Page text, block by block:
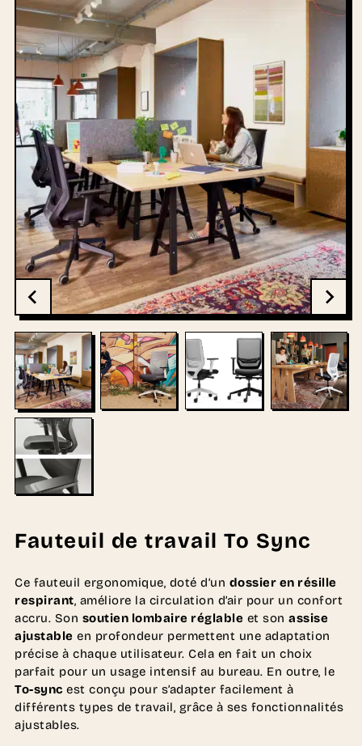
Fauteuil de travail To Sync
Ce fauteuil ergonomique, doté d’un dossier en résille
respirant, améliore la circulation d’air pour un confort
accru. Son soutien lombaire réglable et son assise
ajustable en profondeur permettent une adaptation
précise à chaque utilisateur. Cela en fait un choix
parfait pour un usage intensif au bureau. En outre, le
To-sync est conçu pour s’adapter facilement à
différents types de travail, grâce à ses fonctionnalités
ajustables.